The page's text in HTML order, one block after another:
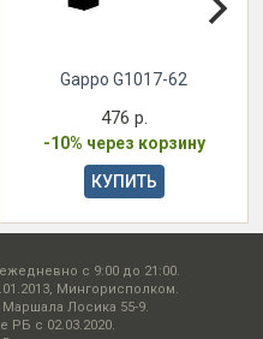
Gappo G1017-62
476 р.
-10% через корзину
КУПИТЬ
с 9:00 до 21:00.
Мингорисполком.
Лосика 55-9.
РБ с 02.03.2020.